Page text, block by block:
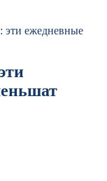
эти ежедневные